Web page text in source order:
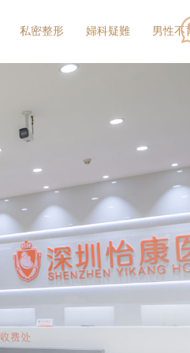
私密整形 婦科疑難 男性不